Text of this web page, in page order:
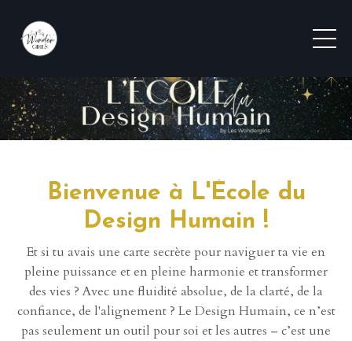
Bienvenue à L'École du
Design Humain !
Et si tu avais une carte secrète pour naviguer ta vie en
pleine puissance et en pleine harmonie et transformer
des vies ? Avec une fluidité absolue, de la clarté, de la
confiance, de l'alignement ? Le Design Humain, ce n’est
pas seulement un outil pour soi et les autres – c’est une